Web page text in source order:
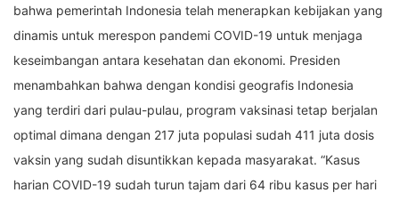
bahwa pemerintah Indonesia telah menerapkan kebijakan yang
dinamis untuk merespon pandemi COVID-19 untuk menjaga
keseimbangan antara kesehatan dan ekonomi. Presiden
menambahkan bahwa dengan kondisi geografis Indonesia
yang terdiri dari pulau-pulau, program vaksinasi tetap berjalan
optimal dimana dengan 217 juta populasi sudah 411 juta dosis
vaksin yang sudah disuntikkan kepada masyarakat. “Kasus
harian COVID-19 sudah turun tajam dari 64 ribu kasus per hari